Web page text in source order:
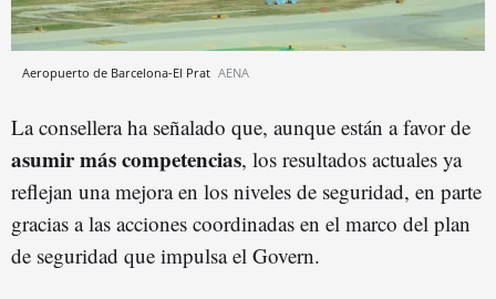
Aeropuerto de Barcelona-El Prat AENA
La consellera ha señalado que, aunque están a favor de
asumir más competencias, los resultados actuales ya
reflejan una mejora en los niveles de seguridad, en parte
gracias a las acciones coordinadas en el marco del plan
de seguridad que impulsa el Govern.